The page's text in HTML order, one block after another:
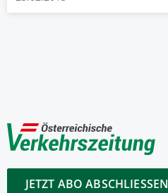
JETZT ABO ABSCHLIESSEN